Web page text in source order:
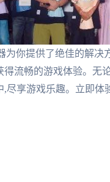
为你提供了绝佳的解
流畅的游戏体验。无
尽享游戏乐趣。立即